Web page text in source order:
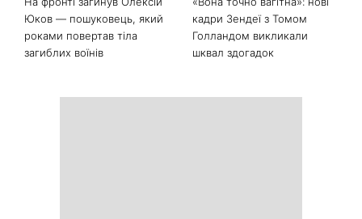
Юков — пошуковець, який
роками повертав тіла
загиблих воїнів
кадри Зендеї з Томом
Голландом викликали
шквал здогадок